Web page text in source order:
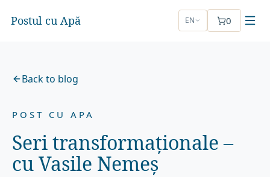
Postul cu Apă EN 0
Back to blog
POST CU APA
Seri transformaționale –
cu Vasile Nemeș